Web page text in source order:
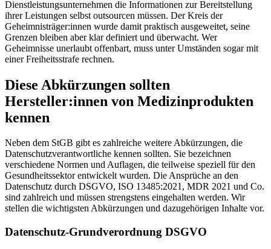
Dienstleistungsunternehmen die Informationen zur Bereitstellung
ihrer Leistungen selbst outsourcen müssen. Der Kreis der
Geheimnisträger:innen wurde damit praktisch ausgeweitet, seine
Grenzen bleiben aber klar definiert und überwacht. Wer
Geheimnisse unerlaubt offenbart, muss unter Umständen sogar mit
einer Freiheitsstrafe rechnen.
Diese Abkürzungen sollten
Hersteller:innen von Medizin­produkten
kennen
Neben dem StGB gibt es zahlreiche weitere Abkürzungen, die
Datenschutzverantwortliche kennen sollten. Sie bezeichnen
verschiedene Normen und Auflagen, die teilweise speziell für den
Gesundheitssektor entwickelt wurden. Die Ansprüche an den
Datenschutz durch DSGVO, ISO 13485:2021, MDR 2021 und Co.
sind zahlreich und müssen strengstens eingehalten werden. Wir
stellen die wichtigsten Abkürzungen und dazugehörigen Inhalte vor.
Datenschutz-Grundverordnung DSGVO